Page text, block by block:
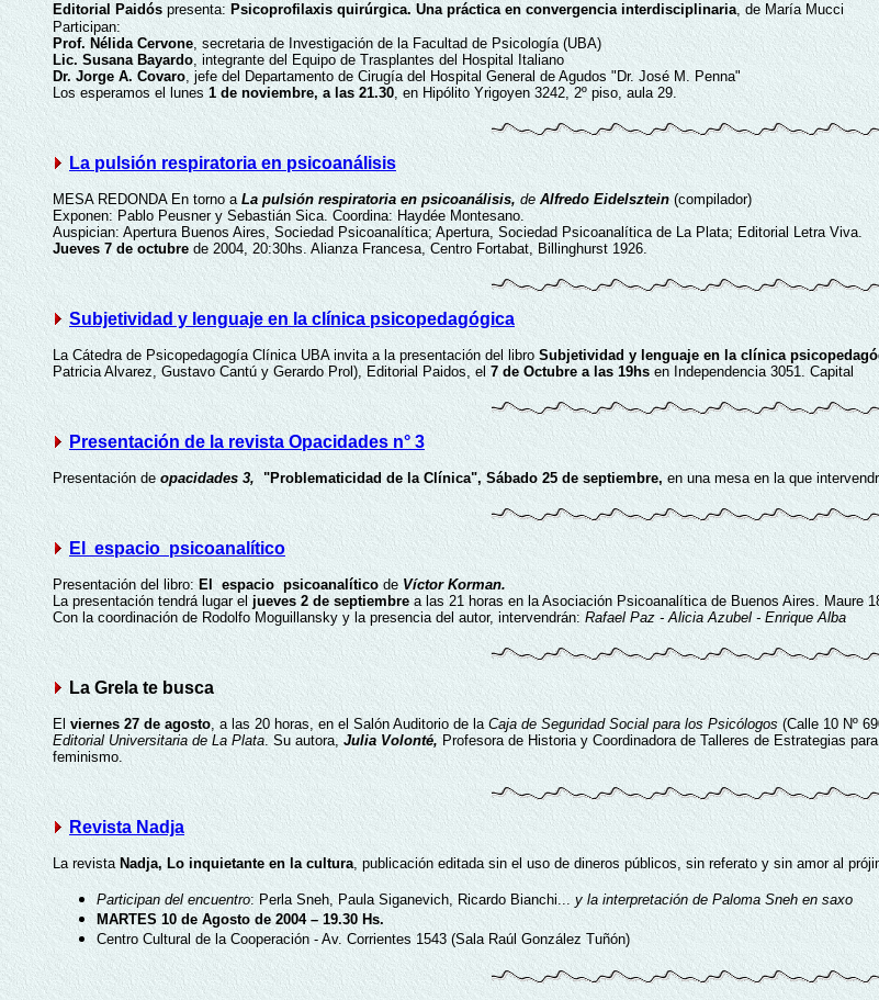
Editorial Paidóspresenta: Psicoprofilaxis quirúrgica. Una práctica en convergencia interdisciplinaria, de María Mucci
Participan:
Prof. Nélida Cervone, secretaria de Investigación de la Facultad de Psicología (UBA)
Lic. Susana Bayardo, integrante del Equipo de Trasplantes del Hospital Italiano
Dr. Jorge A. Covaro, jefe del Departamento de Cirugía del Hospital General de Agudos "Dr. José M. Penna"
Los esperamos el lunes 1 de noviembre, a las 21.30, en Hipólito Yrigoyen 3242, 2º piso, aula 29.
La pulsión respiratoria en psicoanálisis
MESA REDONDA En torno a La pulsión respiratoria en psicoanálisis, deAlfredo Eidelsztein (compilador)
Exponen: Pablo Peusner y Sebastián Sica. Coordina: Haydée Montesano.
Auspician: Apertura Buenos Aires, Sociedad Psicoanalítica; Apertura, Sociedad Psicoanalítica de La Plata; Editorial Letra Viva.
Jueves 7 de octubre de 2004, 20:30hs. Alianza Francesa, Centro Fortabat, Billinghurst 1926.
Subjetividad y lenguaje en la clínica psicopedagógica
La Cátedra de Psicopedagogía Clínica UBA invita a la presentación del libro Subjetividad y lenguaje en la clínica
Patricia Alvarez, Gustavo Cantú y Gerardo Prol), Editorial Paidos, el 7 de Octubre a las 19hsen Independencia 3051. Capital
Presentación de la revista Opacidades n° 3
Presentación de opacidades 3, "Problematicidad de la Clínica", Sábado 25 de septiembre, en una mesa en la que
El espacio psicoanalítico
Presentación del libro: El espacio psicoanalítico de Víctor Korman.
La presentación tendrá lugar el jueves 2 de septiembre a las 21 horas en la Asociación Psicoanalítica de Buenos Aires. Maure
Con la coordinación de Rodolfo Moguillansky y la presencia del autor, intervendrán: Rafael Paz - Alicia Azubel - Enrique Alba
La Grela te busca
El viernes 27 de agosto, a las 20 horas, en el Salón Auditorio de la Caja de Seguridad Social para los Psicólogos (Calle 10 Nº
Editorial Universitaria de La Plata. Su autora,Julia Volonté, Profesora de Historia y Coordinadora de Talleres de Estrategias
feminismo.
Revista Nadja
La revista Nadja, Lo inquietante en la cultura, publicación editada sin el uso de dineros públicos, sin referato y sin amor al
Participan del encuentro: Perla Sneh, Paula Siganevich, Ricardo Bianchi... y la interpretación de Paloma Sneh en saxo
MARTES 10 de Agosto de 2004 – 19.30 Hs.
Centro Cultural de la Cooperación - Av. Corrientes 1543 (Sala Raúl González Tuñón)